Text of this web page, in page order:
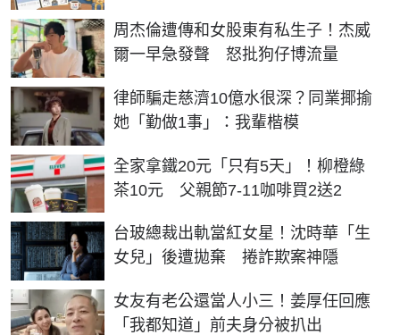
周杰倫遭傳和女股東有私生子！杰威
爾一早急發聲 怒批狗仔博流量
律師騙走慈濟10億水很深？同業揶揄
她「勤做1事」：我輩楷模
全家拿鐵20元「只有5天」！柳橙綠
茶10元 父親節7-11咖啡買2送2
台玻總裁出軌當紅女星！沈時華「生
女兒」後遭拋棄 捲詐欺案神隱
女友有老公還當人小三！姜厚任回應
「我都知道」前夫身分被扒出